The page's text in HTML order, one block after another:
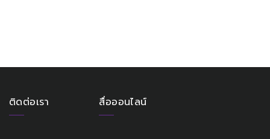
ติดต่อเรา สื่อออนไลน์